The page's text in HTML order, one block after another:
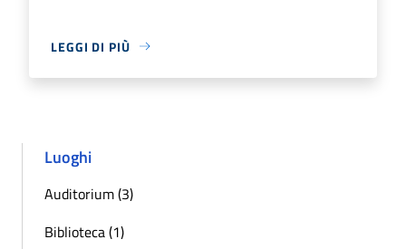
LEGGI DI PIÙ
Luoghi
Auditorium (3)
Biblioteca (1)